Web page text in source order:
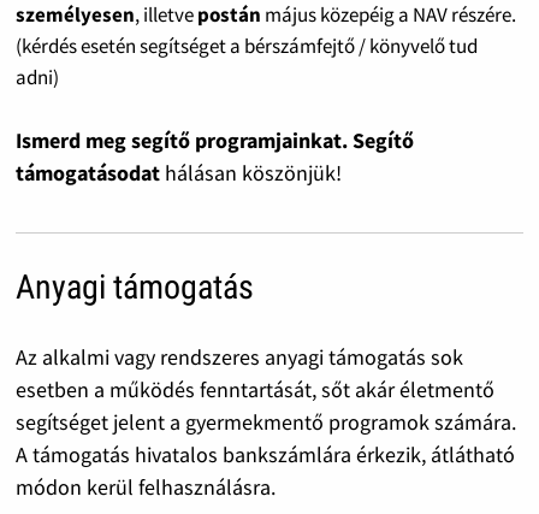
személyesen, illetvepostán május közepéig a NAV részére.
(kérdés esetén segítséget a bérszámfejtő / könyvelő tud
adni)
Ismerd meg segítő programjainkat. Segítő
támogatásodat hálásan köszönjük!
Anyagi támogatás
Az alkalmi vagy rendszeres anyagi támogatás sok
esetben a működés fenntartását, sőt akár életmentő
segítséget jelent a gyermekmentő programok számára.
A támogatás hivatalos bankszámlára érkezik, átlátható
módon kerül felhasználásra.